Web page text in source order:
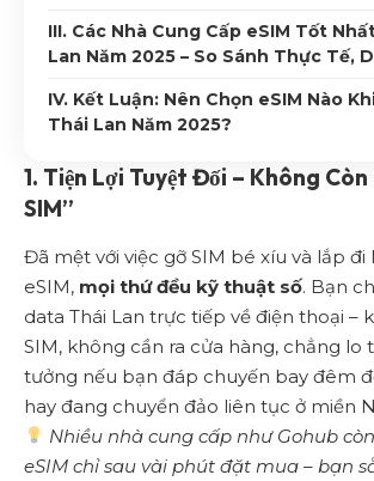
III. Các Nhà Cung Cấp eSIM Tốt
Lan Năm 2025 – So Sánh Thực Tế,
IV. Kết Luận: Nên Chọn eSIM Nào
Thái Lan Năm 2025?
1. Tiện Lợi Tuyệt Đối – Không Còn
SIM”
Đã mệt với việc gỡ SIM bé xíu và lắp đi
eSIM, mọi thứ đều kỹ thuật số. Bạn
data Thái Lan trực tiếp về điện thoại –
SIM, không cần ra cửa hàng, chẳng lo
tưởng nếu bạn đáp chuyến bay đêm
hay đang chuyển đảo liên tục ở miền
Nhiều nhà cung cấp như Gohub
eSIM chỉ sau vài phút đặt mua – bạn